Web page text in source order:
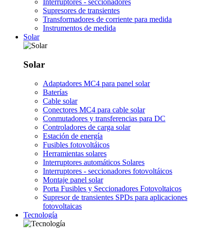
Interruptores - seccionadores
Supresores de transientes
Transformadores de corriente para medida
Instrumentos de medida
Solar
Solar
Adaptadores MC4 para panel solar
Baterías
Cable solar
Conectores MC4 para cable solar
Conmutadores y transferencias para DC
Controladores de carga solar
Estación de energía
Fusibles fotovoltáicos
Herramientas solares
Interruptores automáticos Solares
Interruptores - seccionadores fotovoltáicos
Montaje panel solar
Porta Fusibles y Seccionadores Fotovoltaicos
Supresor de transientes SPDs para aplicaciones
fotovoltaicas
Tecnología